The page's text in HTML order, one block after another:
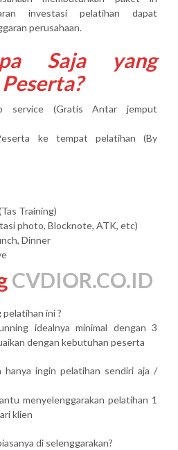
investasi pelatihan dapat
perusahaan.
Saja yang
service (Gratis Antar jemput
ke tempat pelatihan (By
Training)
photo, Blocknote, ATK, etc)
Dinner
CVDIOR.CO.ID
pelatihan ini ?
idealnya minimal dengan 3
dengan kebutuhan peserta
hanya ingin pelatihan sendiri aja /
menyelenggarakan pelatihan 1
klien
di selenggarakan?